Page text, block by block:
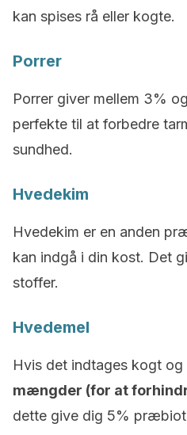
kan spises rå eller kogte.
Porrer
Porrer giver mellem 3%
perfekte til at forbedre
sundhed.
Hvedekim
Hvedekim er en anden
kan indgå i din kost. Det
stoffer.
Hvedemel
Hvis det indtages kogt og
mængder (for at
dette give dig 5%